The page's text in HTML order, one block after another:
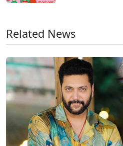
Related News